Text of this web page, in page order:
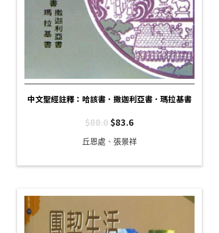
中文聖經註釋：哈該書．撒迦利亞書．瑪拉基書
$88.0$83.6
丘恩處 、 張景祥